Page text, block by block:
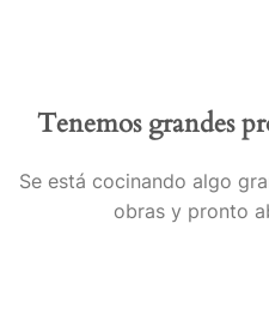
Tenemos grandes
Se está cocinando algo
obras y pronto